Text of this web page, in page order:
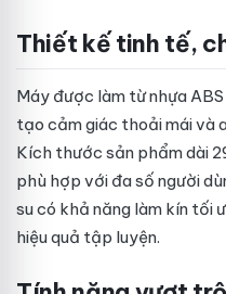
Thiết kế tinh tế,
Máy được làm từ nhựa
tạo cảm giác thoải mái và
Kích thước sản phẩm dài
phù hợp với đa số người
su có khả năng làm kín tối
hiệu quả tập luyện.